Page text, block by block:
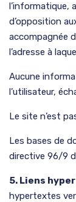
l’informatique,
d’opposition
accompagnée
l’adresse à
Aucune
l’utilisateur,
Le site n’est
Les bases de
directive 96/9
5. Liens
hypertextes